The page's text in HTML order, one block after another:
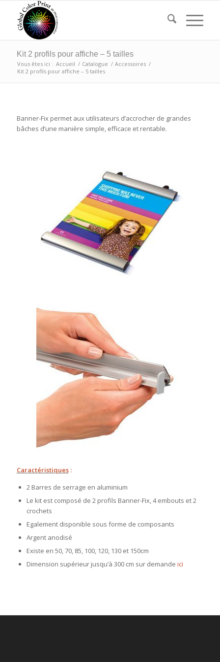
Kit 2 profils pour affiche – 5 tailles
Vous êtes ici : Accueil / Catalogue / Accessoires /
Kit 2 profils pour affiche – 5 tailles
Banner-Fix permet aux utilisateurs d’accrocher de grandes
bâches d’une manière simple, efficace et rentable.
Caractéristiques:
2 Barres de serrage en aluminium
Le kit est composé de 2 profils Banner-Fix, 4 embouts et 2
crochets
Egalement disponible sous forme de composants
Argent anodisé
Existe en 50, 70, 85, 100, 120, 130 et 150cm
Dimension supérieur jusqu’à 300 cm sur demande ici